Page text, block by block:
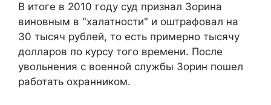
В итоге в 2010 году суд признал Зорина
виновным в "халатности" и оштрафовал на
30 тысяч рублей, то есть примерно тысячу
долларов по курсу того времени. После
увольнения с военной службы Зорин пошел
работать охранником.